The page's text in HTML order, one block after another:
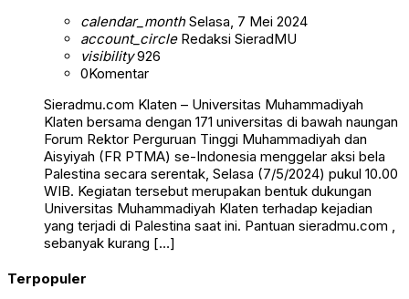
calendar_monthSelasa, 7 Mei 2024
account_circleRedaksi SieradMU
visibility926
0Komentar
Sieradmu.com Klaten – Universitas Muhammadiyah
Klaten bersama dengan 171 universitas di bawah naungan
Forum Rektor Perguruan Tinggi Muhammadiyah dan
Aisyiyah (FR PTMA) se-Indonesia menggelar aksi bela
Palestina secara serentak, Selasa (7/5/2024) pukul 10.00
WIB. Kegiatan tersebut merupakan bentuk dukungan
Universitas Muhammadiyah Klaten terhadap kejadian
yang terjadi di Palestina saat ini. Pantuan sieradmu.com ,
sebanyak kurang […]
Terpopuler